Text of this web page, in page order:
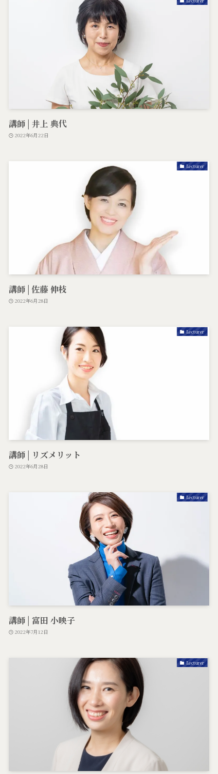
講師 | 井上 典代
2022年6月22日
Lecturer
講師 | 佐藤 伸枝
2022年6月28日
Lecturer
講師 | リズメリット
2022年6月28日
Lecturer
講師 | 富田 小映子
2022年7月12日
Lecturer